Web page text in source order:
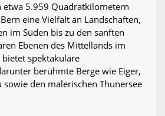
etwa 5.959 Quadratkilometern
eine Vielfalt an Landschaften,
im Süden bis zu den sanften
Ebenen des Mittellands im
spektakuläre
berühmte Berge wie Eiger,
sowie den malerischen Thunersee